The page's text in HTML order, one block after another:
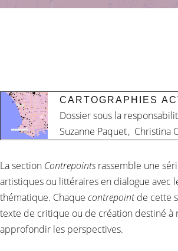
CARTOGRAPHIES
Dossier sous la
Suzanne Paquet, Christina
La section Contrepointsrassemble une
artistiques ou littéraires en dialogue avec
thématique. Chaque contrepointde cette
texte de critique ou de création destiné à
approfondir les perspectives.